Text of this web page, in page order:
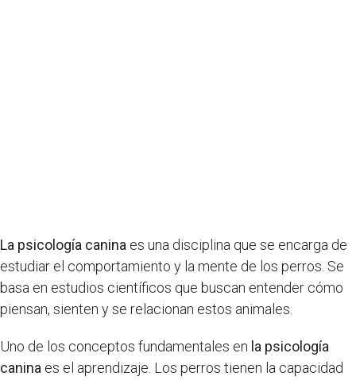
La psicología canina es una disciplina que se encarga de
estudiar el comportamiento y la mente de los perros. Se
basa en estudios científicos que buscan entender cómo
piensan, sienten y se relacionan estos animales.
Uno de los conceptos fundamentales en la psicología
canina es el aprendizaje. Los perros tienen la capacidad